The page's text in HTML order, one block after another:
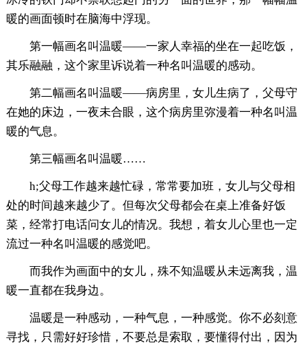
暖的画面顿时在脑海中浮现。
第一幅画名叫温暖——一家人幸福的坐在一起吃饭，
其乐融融，这个家里诉说着一种名叫温暖的感动。
第二幅画名叫温暖——病房里，女儿生病了，父母守
在她的床边，一夜未合眼，这个病房里弥漫着一种名叫温
暖的气息。
第三幅画名叫温暖……
h;父母工作越来越忙碌，常常要加班，女儿与父母相
处的时间越来越少了。但每次父母都会在桌上准备好饭
菜，经常打电话问女儿的情况。我想，着女儿心里也一定
流过一种名叫温暖的感觉吧。
而我作为画面中的女儿，殊不知温暖从未远离我，温
暖一直都在我身边。
温暖是一种感动，一种气息，一种感觉。你不必刻意
寻找，只需好好珍惜，不要总是索取，要懂得付出，因为